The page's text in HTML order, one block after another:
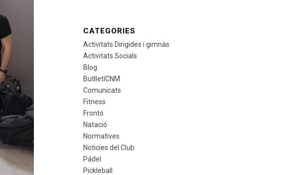
CATEGORIES
Activitats Dirigides i gimnàs
Activitats Socials
Blog
ButlletíCNM
Comunicats
Fitness
Frontó
Natació
Normatives
Noticies del Club
Pádel
Pickleball